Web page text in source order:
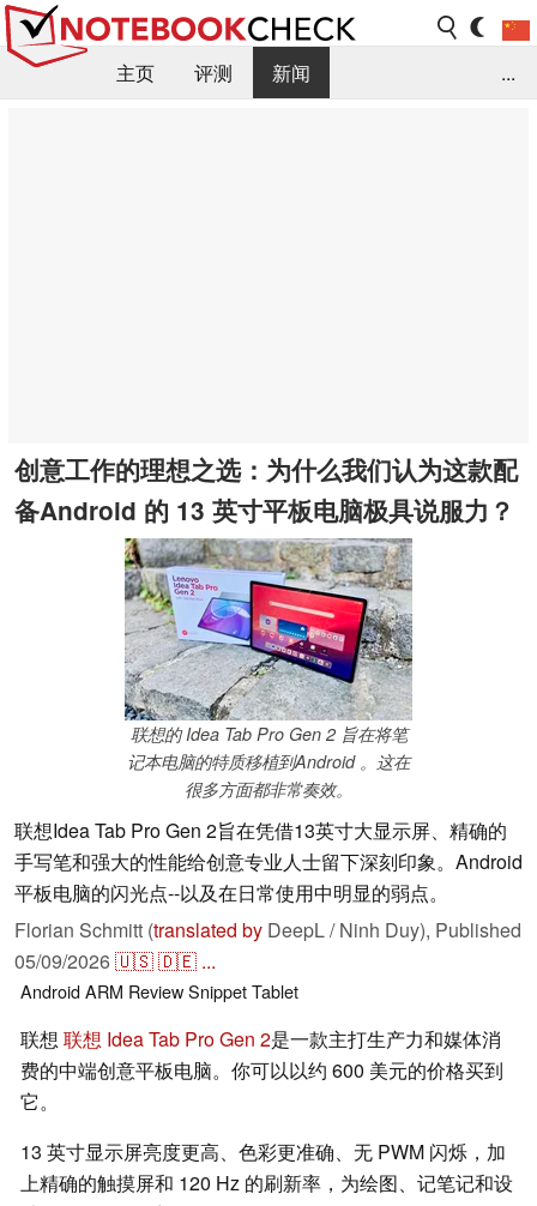
主页 评测
新闻
...
创意工作的理想之选：为什么我们认为这款配
备Android 的 13 英寸平板电脑极具说服力？
联想的 Idea Tab Pro Gen 2 旨在将笔
记本电脑的特质移植到Android 。这在
很多方面都非常奏效。
联想Idea Tab Pro Gen 2旨在凭借13英寸大显示屏、精确的
手写笔和强大的性能给创意专业人士留下深刻印象。Android
平板电脑的闪光点--以及在日常使用中明显的弱点。
Florian Schmitt (translated by DeepL / Ninh Duy), Published
05/09/2026🇺🇸🇩🇪 ...
AndroidARM Review SnippetTablet
联想 联想 Idea Tab Pro Gen 2是一款主打生产力和媒体消
费的中端创意平板电脑。你可以以约 600 美元的价格买到
它。
13 英寸显示屏亮度更高、色彩更准确、无 PWM 闪烁，加
上精确的触摸屏和 120 Hz 的刷新率，为绘图、记笔记和设